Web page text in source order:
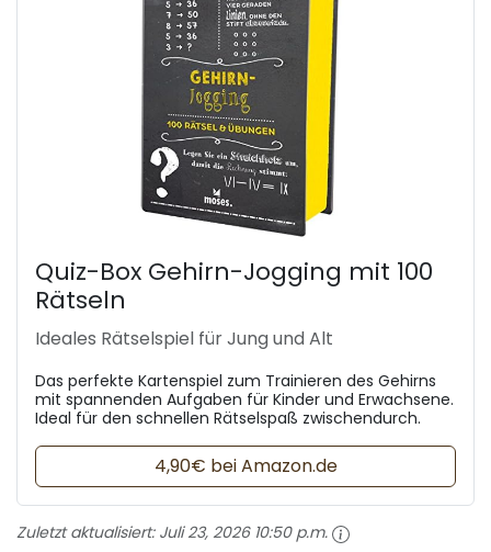
Quiz-Box Gehirn-Jogging mit 100
Rätseln
Ideales Rätselspiel für Jung und Alt
Das perfekte Kartenspiel zum Trainieren des Gehirns
mit spannenden Aufgaben für Kinder und Erwachsene.
Ideal für den schnellen Rätselspaß zwischendurch.
4,90€ bei Amazon.de
Zuletzt aktualisiert: Juli 23, 2026 10:50 p.m.